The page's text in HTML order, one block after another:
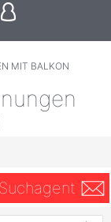
MIT BALKON
Suchagent